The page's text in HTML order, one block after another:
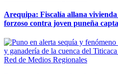
Arequipa: Fiscalía allana
forzoso contra joven puneña
Red de Medios Regionales